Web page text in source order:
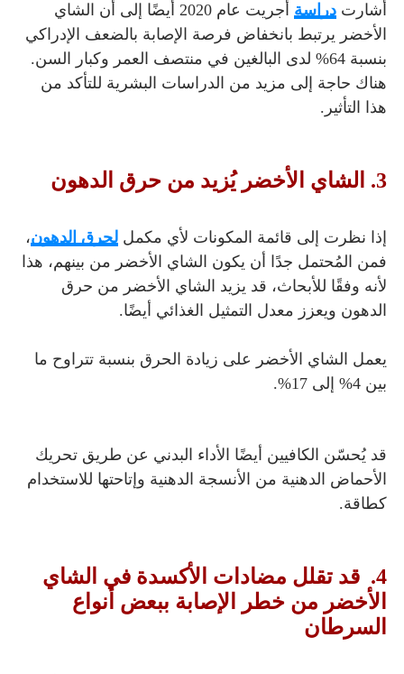
أشارت دراسة
أُجريت عام 2020 أيضًا إلى أن الشاي
الأخضر يرتبط بانخفاض فرصة الإصابة بالضعف الإدراكي
بنسبة 64% لدى البالغين في منتصف العمر وكبار السن.
هناك حاجة إلى مزيد من الدراسات البشرية للتأكد من
هذا التأثير.
3. الشاي الأخضر يُزيد من حرق الدهون
إذا نظرت إلى قائمة المكونات لأي مكمل لحرق الدهون،
فمن المُحتمل جدًا أن يكون الشاي الأخضر من بينهم، هذا
لأنه وفقًا للأبحاث، قد يزيد الشاي الأخضر من حرق
الدهون ويعزز معدل التمثيل الغذائي أيضًا.
يعمل الشاي الأخضر على زيادة الحرق بنسبة تتراوح ما
بين 4% إلى 17%.
قد يُحسّن الكافيين أيضًا الأداء البدني عن طريق تحريك
الأحماض الدهنية من الأنسجة الدهنية وإتاحتها للاستخدام
كطاقة.
4. قد تقلل مضادات الأكسدة في الشاي
الأخضر من خطر الإصابة ببعض أنواع
السرطان